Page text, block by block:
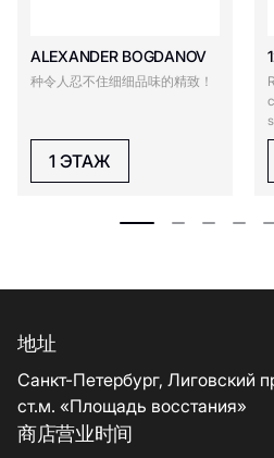
ALEXANDER BOGDANOV
种令人忍不住细细品味的精致！
1 ЭТАЖ
地址
Санкт-Петербург, Лиговский
ст.м. «Площадь восстания»
商店营业时间